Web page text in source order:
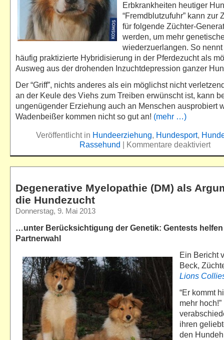
Erbkrankheiten heutiger
“Fremdblutzufuhr” kann zur
für folgende Züchter-
werden, um mehr
wiederzuerlangen. So
häufig praktizierte Hybridisierung in der Pferdezucht als
Ausweg aus der drohenden Inzuchtdepression ganzer
Der “Griff”, nichts anderes als ein möglichst nicht
an der Keule des Viehs zum Treiben erwünscht ist, kann
ungenügender Erziehung auch an Menschen ausprobiert
Wadenbeißer kommen nicht so gut an! (mehr …)
Veröffentlicht in Hundeerziehung, Hundesport,
Rassehund | Kommentare deaktiviert
Degenerative Myelopathie (DM) als
die Hundezucht
Donnerstag, 9. Mai 2013
…unter Berücksichtigung der Genetik: Gentests
Partnerwahl
Ein Bericht
Beck,
Lions
“Er kommt
mehr
ihren
den